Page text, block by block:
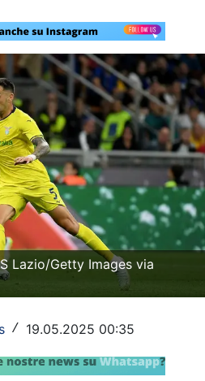
Lazio/Getty Images via
/ 19.05.2025 00:35